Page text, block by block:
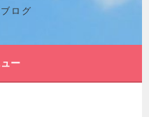
ログ
ー